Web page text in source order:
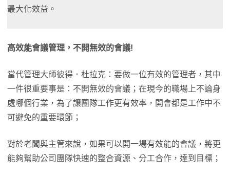
最大化效益。
高效能會議管理 ， 不開無效的會議!
當代管理大師彼得．杜拉克：要做一位有效的管理者，其中
一件很重要事是：不開無效的會議；在現今的職場上不論身
處哪個行業，為了讓團隊工作更有效率，開會都是工作中不
可避免的重要環節；
對於老闆與主管來說，如果可以開一場有效能的會議，將更
能夠幫助公司團隊快速的整合資源、分工合作，達到目標；